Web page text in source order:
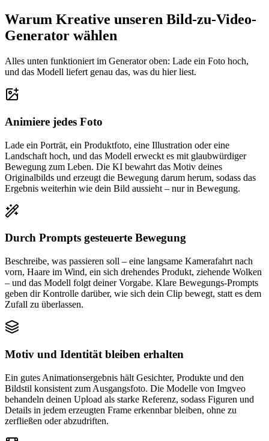
Warum Kreative unseren Bild-zu-Video-
Generator wählen
Alles unten funktioniert im Generator oben: Lade ein Foto hoch,
und das Modell liefert genau das, was du hier liest.
Animiere jedes Foto
Lade ein Porträt, ein Produktfoto, eine Illustration oder eine
Landschaft hoch, und das Modell erweckt es mit glaubwürdiger
Bewegung zum Leben. Die KI bewahrt das Motiv deines
Originalbilds und erzeugt die Bewegung darum herum, sodass das
Ergebnis weiterhin wie dein Bild aussieht – nur in Bewegung.
Durch Prompts gesteuerte Bewegung
Beschreibe, was passieren soll – eine langsame Kamerafahrt nach
vorn, Haare im Wind, ein sich drehendes Produkt, ziehende Wolken
– und das Modell folgt deiner Vorgabe. Klare Bewegungs-Prompts
geben dir Kontrolle darüber, wie sich dein Clip bewegt, statt es dem
Zufall zu überlassen.
Motiv und Identität bleiben erhalten
Ein gutes Animationsergebnis hält Gesichter, Produkte und den
Bildstil konsistent zum Ausgangsfoto. Die Modelle von Imgveo
behandeln deinen Upload als starke Referenz, sodass Figuren und
Details in jedem erzeugten Frame erkennbar bleiben, ohne zu
zerfließen oder abzudriften.